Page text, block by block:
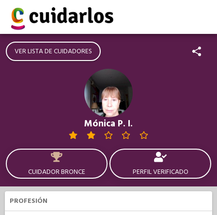
VER LISTA DE CUIDADORES
Mónica P. I.
CUIDADOR BRONCE PERFIL VERIFICADO
PROFESIÓN